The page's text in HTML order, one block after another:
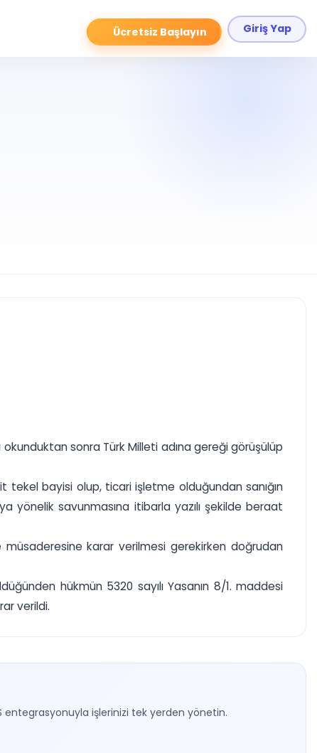
Ücretsiz Başlayın Giriş Yap
sonra Türk Milleti adına gereği görüşülüp
tekel bayisi olup, ticari işletme olduğundan sanığın
savunmasına itibarla yazılı şekilde beraat
müsaderesine karar verilmesi gerekirken doğrudan
hükmün 5320 sayılı Yasanın 8/1. maddesi
verildi.
entegrasyonuyla işlerinizi tek yerden yönetin.